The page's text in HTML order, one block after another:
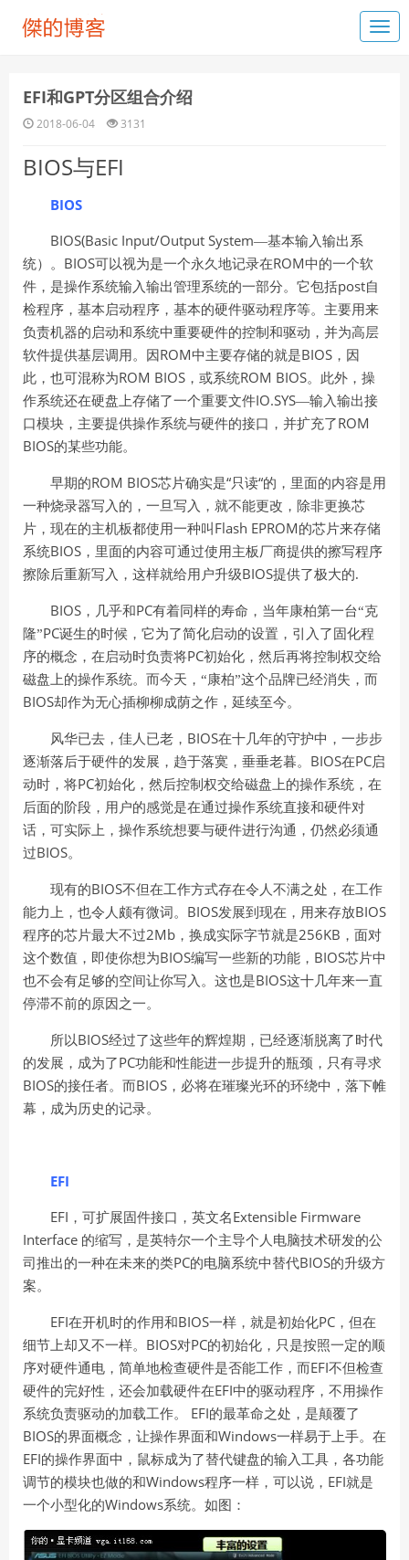
EFI和GPT分区组合介绍
2018-06-04 3131
BIOS与EFI
BIOS
BIOS(Basic Input/Output System—基本输入输出系
统）。 BIOS可以视为是一个永久地记录在ROM中的一个软
件，是操作系统输入输出管理系统的一部分。它包括post自
检程序，基本启动程序，基本的硬件驱动程序等。主要用来
负责机器的启动和系统中重要硬件的控制和驱动，并为高层
软件提供基层调用。因 ROM中主要存储的就是BIOS ，因
此，也可混称为ROM BIOS ，或系统ROM BIOS。此外，操
作系统还在硬盘上存储了一个重要文件IO.SYS—输入输出接
口模块，主要提供操作系统与硬件的接口，并扩充了ROM
BIOS的某些功能。
早期的ROM BIOS芯片确实是“只读“的，里面的内容是用
一种烧录器写入的，一旦写入，就不能更改，除非更换芯
片，现在的主机板都使用一种叫 Flash EPROM的芯片来存储
系统BIOS ，里面的内容可通过使用主板厂商提供的擦写程序
擦除后重新写入，这样就给用户升级BIOS提供了极大的.
BIOS ，几乎和PC有着同样的寿命，当年康柏第一台“克
隆”PC诞生的时候，它为了简化启动的设置，引入了固化程
序的概念，在启动时负责将PC初始化，然后再将控制权交给
磁盘上的操作系统。而今天，“康柏”这个品牌已经消失，而
BIOS却作为无心插柳柳成荫之作，延续至今。
风华已去，佳人已老， BIOS在十几年的守护中，一步步
逐渐落后于硬件的发展，趋于落寞，垂垂老暮。 BIOS在PC启
动时，将PC初始化，然后控制权交给磁盘上的操作系统，在
后面的阶段，用户的感觉是在通过操作系统直接和硬件对
话，可实际上，操作系统想要与硬件进行沟通，仍然必须通
过BIOS。
现有的BIOS不但在工作方式存在令人不满之处，在工作
能力上，也令人颇有微词。 BIOS发展到现在，用来存放BIOS
程序的芯片最大不过2Mb ，换成实际字节就是256KB ，面对
这个数值，即使你想为BIOS编写一些新的功能， BIOS芯片中
也不会有足够的空间让你写入。这也是BIOS这十几年来一直
停滞不前的原因之一。
所以BIOS经过了这些年的辉煌期，已经逐渐脱离了时代
的发展，成为了PC功能和性能进一步提升的瓶颈，只有寻求
BIOS的接任者。而BIOS ，必将在璀璨光环的环绕中，落下帷
幕，成为历史的记录。
EFI
EFI ，可扩展固件接口，英文名Extensible Firmware
Interface 的缩写，是英特尔一个主导个人电脑技术研发的公
司推出的一种在未来的类PC的电脑系统中替代BIOS的升级方
案。
EFI在开机时的作用和BIOS一样，就是初始化PC ，但在
细节上却又不一样。 BIOS对PC的初始化，只是按照一定的顺
序对硬件通电，简单地检查硬件是否能工作，而EFI不但检查
硬件的完好性，还会加载硬件在EFI中的驱动程序，不用操作
系统负责驱动的加载工作。
EFI的最革命之处，是颠覆了
BIOS的界面概念，让操作界面和Windows一样易于上手。在
EFI的操作界面中，鼠标成为了替代键盘的输入工具，各功能
调节的模块也做的和Windows程序一样，可以说， EFI就是
一个小型化的Windows系统。如图：